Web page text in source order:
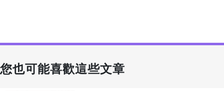
您也可能喜歡這些文章